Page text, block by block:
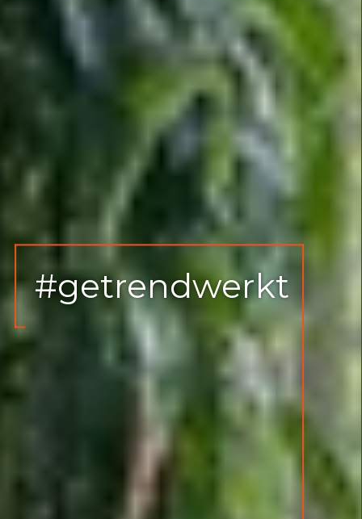
#getrendwerkt